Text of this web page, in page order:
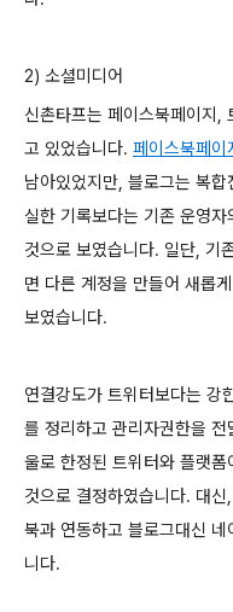
2) 소셜미디어
신촌타프는 페이스북페이지,
고 있었습니다. 페이스북페이
남아있었지만, 블로그는 복
실한 기록보다는 기존 운영
것으로 보였습니다. 일단, 기
면 다른 계정을 만들어 새롭
보였습니다.
연결강도가 트위터보다는 강
를 정리하고 관리자권한을
울로 한정된 트위터와 플랫
것으로 결정하였습니다. 대
북과 연동하고 블로그대신
니다.